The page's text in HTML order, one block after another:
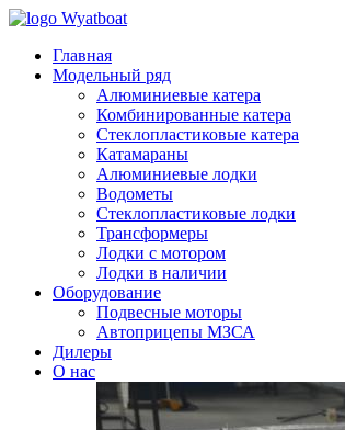
Главная
Модельный ряд
Алюминиевые катера
Комбинированные катера
Стеклопластиковые катера
Катамараны
Алюминиевые лодки
Водометы
Стеклопластиковые лодки
Трансформеры
Лодки с мотором
Лодки в наличии
Оборудование
Подвесные моторы
Автоприцепы МЗСА
Дилеры
О нас